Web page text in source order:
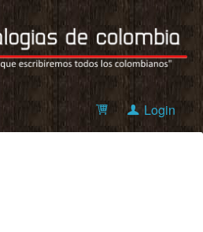
Login